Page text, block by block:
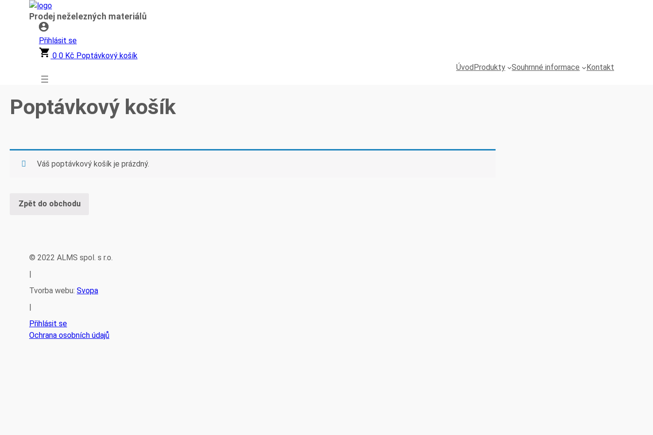
Přeskočit
Prodej neželezných materiálů
Přihlásit se
0 0 Kč Poptávkový košík
ÚvodProdukty Souhrnné informace Kontakt
Poptávkový košík
Váš poptávkový košík je prázdný.
Zpět do obchodu
© 2022 ALMS spol. s r.o.
|
Tvorba webu: Svopa
|
Přihlásit se
Ochrana osobních údajů